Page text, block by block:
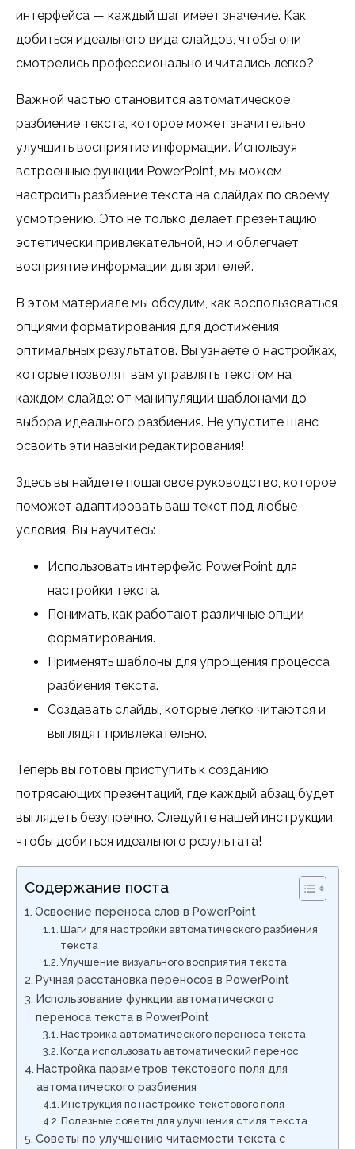
интерфейса — каждый шаг имеет значение. Как
добиться идеального вида слайдов, чтобы они
смотрелись профессионально и читались легко?
Важной частью становится автоматическое
разбиение текста, которое может значительно
улучшить восприятие информации. Используя
встроенные функции PowerPoint, мы можем
настроить разбиение текста на слайдах по своему
усмотрению. Это не только делает презентацию
эстетически привлекательной, но и облегчает
восприятие информации для зрителей.
В этом материале мы обсудим, как воспользоваться
опциями форматирования для достижения
оптимальных результатов. Вы узнаете о настройках,
которые позволят вам управлять текстом на
каждом слайде: от манипуляции шаблонами до
выбора идеального разбиения. Не упустите шанс
освоить эти навыки редактирования!
Здесь вы найдете пошаговое руководство, которое
поможет адаптировать ваш текст под любые
условия. Вы научитесь:
Использовать интерфейс PowerPoint для
настройки текста.
Понимать, как работают различные опции
форматирования.
Применять шаблоны для упрощения процесса
разбиения текста.
Создавать слайды, которые легко читаются и
выглядят привлекательно.
Теперь вы готовы приступить к созданию
потрясающих презентаций, где каждый абзац будет
выглядеть безупречно. Следуйте нашей инструкции,
чтобы добиться идеального результата!
Содержание поста
Освоение переноса слов в PowerPoint
Шаги для настройки автоматического разбиения
текста
Улучшение визуального восприятия текста
Ручная расстановка переносов в PowerPoint
Использование функции автоматического
переноса текста в PowerPoint
Настройка автоматического переноса текста
Когда использовать автоматический перенос
Настройка параметров текстового поля для
автоматического разбиения
Инструкция по настройке текстового поля
Полезные советы для улучшения стиля текста
Советы по улучшению читаемости текста с